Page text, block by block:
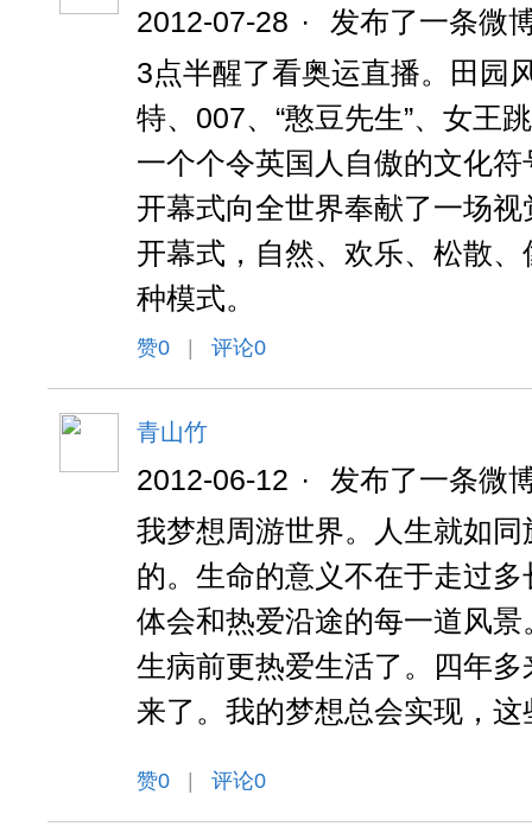
2012-07-28 ·
发布了一条微
3点半醒了看奥运直播。田园
特、007、“憨豆先生”、女
一个个令英国人自傲的文化
开幕式向全世界奉献了一场
开幕式，自然、欢乐、松散
种模式。
赞0 评论0
青山竹
2012-06-12 ·
发布了一条微
我梦想周游世界。人生就如
的。生命的意义不在于走过
体会和热爱沿途的每一道风
生病前更热爱生活了。四年
来了。我的梦想总会实现，
赞0 评论0